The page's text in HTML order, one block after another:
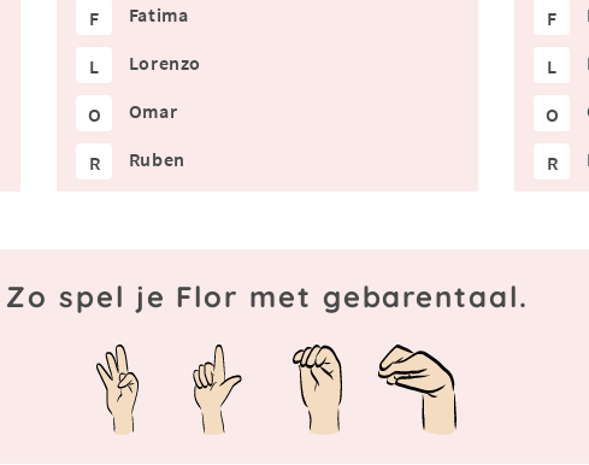
F Fatima
L Lorenzo
O Omar
R Ruben
F
L
O
R
Zo spel je Flor met gebarentaal.